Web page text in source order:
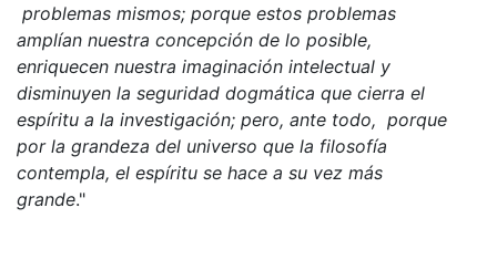
problemas mismos; porque estos problemas
amplían nuestra concepción de lo posible,
enriquecen nuestra imaginación intelectual y
disminuyen la seguridad dogmática que cierra el
espíritu a la investigación; pero, ante todo, porque
por la grandeza del universo que la filosofía
contempla, el espíritu se hace a su vez más
grande."